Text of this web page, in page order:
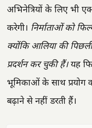
अभिनेत्रियों के लिए भी
करेगी। निर्माताओं को
क्योंकि आलिया की
प्रदर्शन कर चुकी हैं।यह
भूमिकाओं के साथ
बढ़ाने से नहीं डरती हैं।